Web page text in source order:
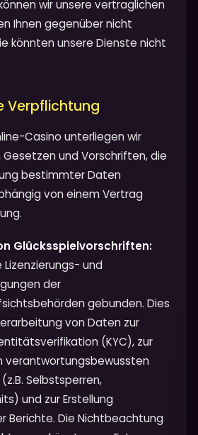
wir unsere vertraglichen
Ihnen gegenüber nicht
könnten unsere Dienste nicht
Verpflichtung
Casino unterliegen wir
Gesetzen und Vorschriften, die
bestimmter Daten
von einem Vertrag
Glücksspielvorschriften:
Lizenzierungs- und
der
gebunden. Dies
von Daten zur
(KYC), zur
verantwortungsbewussten
Selbstsperren,
und zur Erstellung
Berichte. Die Nichtbeachtung